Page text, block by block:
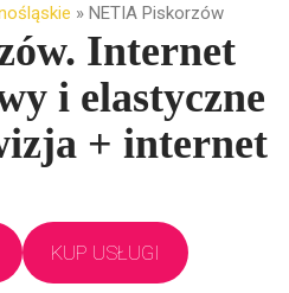
» NETIA Piskorzów
Internet
i elastyczne
+ internet
KUP USŁUGI